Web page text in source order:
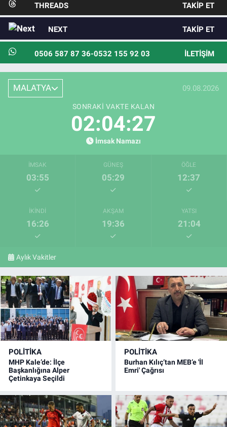
THREADS TAKIP ET
NEXT TAKIP ET
0506 587 87 36-0532 155 92 03 İLETIŞIM
MALATYA 09.08.2026
SONRAKI VAKTE KALAN
02:04:25
İmsak Namazı
İMSAK
03:55
GÜNEŞ
05:29
ÖĞLE
12:37
İKINDI
16:26
AKŞAM
19:36
YATSI
21:04
Aylık Vakitler
POLITIKA
MHP Kale’de: İlçe
Başkanlığına Alper
Çetinkaya Seçildi
POLITIKA
Burhan Kılıç’tan MEB’e 'İl
Emri' Çağrısı